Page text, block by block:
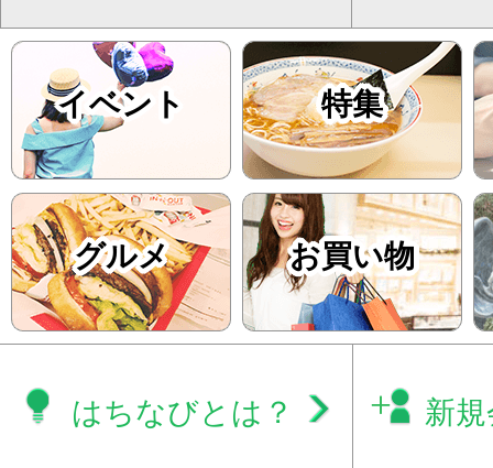
イベント 特集
グルメ お買い物
はちなびとは？ 新